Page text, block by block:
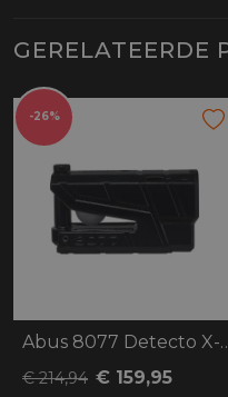
GERELATEERDE
-26%
Abus
€ 214,94 € 159,95